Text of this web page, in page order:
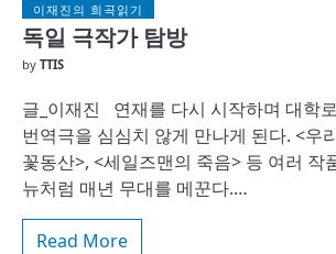
이재진의 희곡읽기
독일 극작가 탐방
by TTIS
글_이재진 연재를 다시 시작하며 대학
번역극을 심심치 않게 만나게 된다. <우
꽃동산>, <세일즈맨의 죽음> 등 여러 작
뉴처럼 매년 무대를 메꾼다.…
Read More